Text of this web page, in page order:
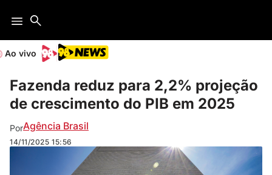
Ao vivo
Fazenda reduz para 2,2% projeção
de crescimento do PIB em 2025
PorAgência Brasil
14/11/2025 15:56